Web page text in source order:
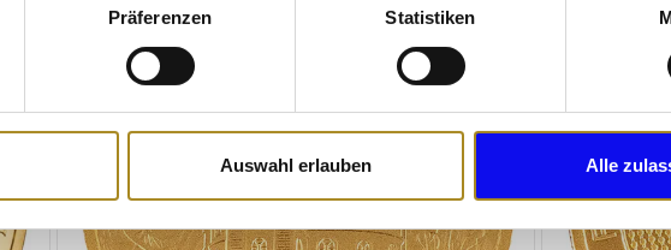
Scannen nach bestimmten Merkmalen (Fingerprinting) identifizieren
wie Ihre persönlichen Daten verarbeitet werden, und legen Sie Ihre
Inhalte und Anzeigen zu personalisieren, Funktionen für soziale Medien
Website zu analysieren. Außerdem geben wir Informationen zu Ihrer
Präferenzen Statistiken
Auswahl erlauben Alle